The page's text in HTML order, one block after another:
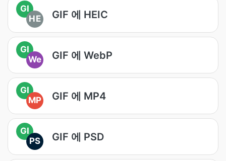
GI
HE
GIF 에 HEIC
GI
We
GIF 에 WebP
GI
MP
GIF 에 MP4
GI
PS
GIF 에 PSD